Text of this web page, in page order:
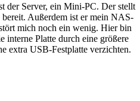
der Server, ein Mini-PC. Der stellt
Außerdem ist er mein NAS-
mich noch ein wenig. Hier bin
interne Platte durch eine größere
extra USB-Festplatte verzichten.